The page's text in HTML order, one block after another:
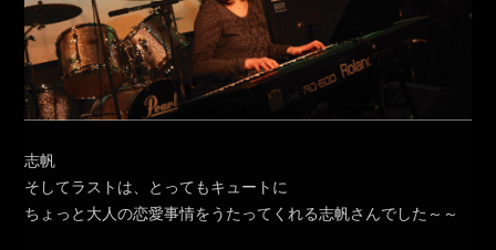
志帆
そしてラストは、とってもキュートに
ちょっと大人の恋愛事情をうたってくれる志帆さんでした～～